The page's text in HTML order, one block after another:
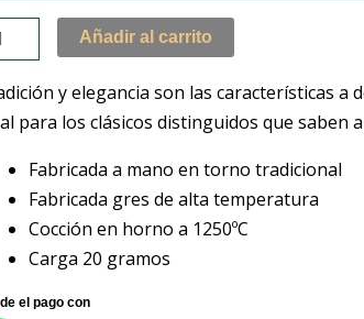
Añadir al carrito
y elegancia son las características a
para los clásicos distinguidos que saben
Fabricada a mano en torno tradicional
Fabricada gres de alta temperatura
Cocción en horno a 1250ºC⁣
Carga 20 gramos